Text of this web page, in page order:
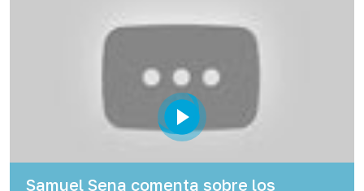
Samuel Sena comenta sobre los